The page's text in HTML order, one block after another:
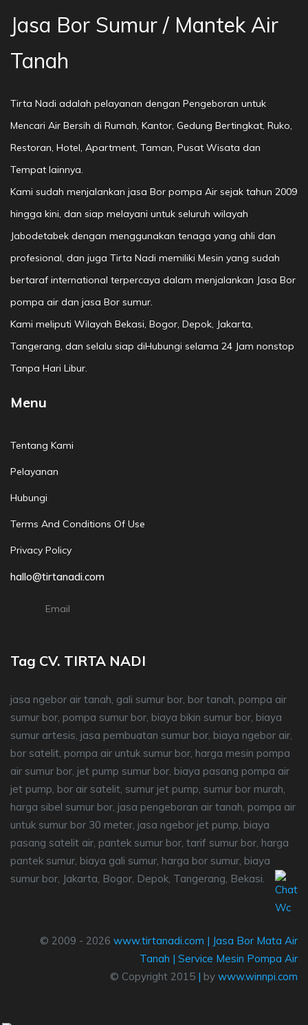
Jasa Bor Sumur / Mantek Air
Tanah
Tirta Nadi adalah pelayanan dengan Pengeboran untuk
Mencari Air Bersih di Rumah, Kantor, Gedung Bertingkat, Ruko,
Restoran, Hotel, Apartment, Taman, Pusat Wisata dan
Tempat lainnya.
Kami sudah menjalankan jasa Bor pompa Air sejak tahun 2009
hingga kini, dan siap melayani untuk seluruh wilayah
Jabodetabek dengan menggunakan tenaga yang ahli dan
profesional, dan juga Tirta Nadi memiliki Mesin yang sudah
bertaraf international terpercaya dalam menjalankan Jasa Bor
pompa air dan jasa Bor sumur.
Kami meliputi Wilayah Bekasi, Bogor, Depok, Jakarta,
Tangerang, dan selalu siap diHubungi selama 24 Jam nonstop
Tanpa Hari Libur.
Menu
Tentang Kami
Pelayanan
Hubungi
Terms And Conditions Of Use
Privacy Policy
hallo@tirtanadi.com
Email
Tag CV. TIRTA NADI
jasa ngebor air tanah, gali sumur bor, bor tanah, pompa air
sumur bor, pompa sumur bor, biaya bikin sumur bor, biaya
sumur artesis, jasa pembuatan sumur bor, biaya ngebor air,
bor satelit, pompa air untuk sumur bor, harga mesin pompa
air sumur bor, jet pump sumur bor, biaya pasang pompa air
jet pump, bor air satelit, sumur jet pump, sumur bor murah,
harga sibel sumur bor, jasa pengeboran air tanah, pompa air
untuk sumur bor 30 meter, jasa ngebor jet pump, biaya
pasang satelit air, pantek sumur bor, tarif sumur bor, harga
pantek sumur, biaya gali sumur, harga bor sumur, biaya
sumur bor, Jakarta, Bogor, Depok, Tangerang, Bekasi.
© 2009 - 2026 www.tirtanadi.com | Jasa Bor Mata Air
Tanah | Service Mesin Pompa Air
© Copyright 2015 | by www.winnpi.com